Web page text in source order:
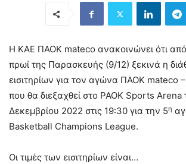
Η ΚΑΕ ΠΑΟΚ mateco ανακοινώνει ότι από
πρωί της Παρασκευής (9/12) ξεκινά η
εισιτηρίων για τον αγώνα ΠΑΟΚ mateco
που θα διεξαχθεί στο PAOK Sports Arena
Δεκεμβρίου 2022 στις 19:30 για την 5η
Basketball Champions League.
Οι τιμές των εισιτηρίων είναι…